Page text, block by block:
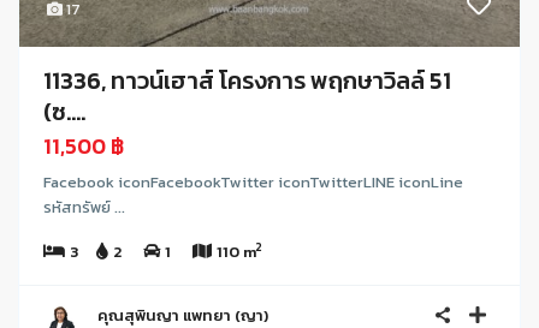
17
11336, ทาวน์เฮาส์ โครงการ พฤกษาวิลล์ 51
(ซ....
11,500 ฿
Facebook iconFacebookTwitter iconTwitterLINE iconLine
รหัสทรัพย์ ...
3
2 1 110 m2
คุณสุพินญา แพทยา (ญา)